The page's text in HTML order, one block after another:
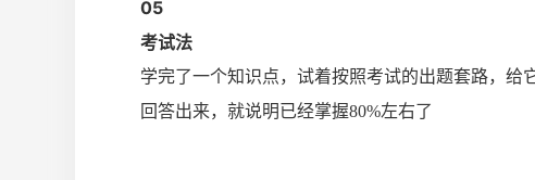
05
考试法
学完了一个知识点，试着按照考试的出题套路，
回答出来，就说明已经掌握80%左右了